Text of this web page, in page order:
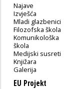
Najave
Izvješća
Mladi glazbenici
Filozofska škola
Komunikološka
škola
Medijski susreti
Knjižara
Galerija
EU Projekt